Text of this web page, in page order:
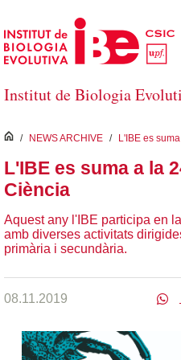
Salta al contingut principal
Institut de Biologia
inici
/ NEWS ARCHIVE / L'IBE es
L'IBE es suma a la
Ciència
Aquest any l'IBE participa en la
amb diverses activitats
primària i secundària.
08.11.2019